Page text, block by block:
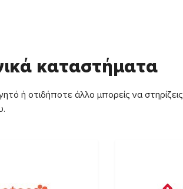
καταστήματα
ή οτιδήποτε άλλο μπορείς να στηρίζεις